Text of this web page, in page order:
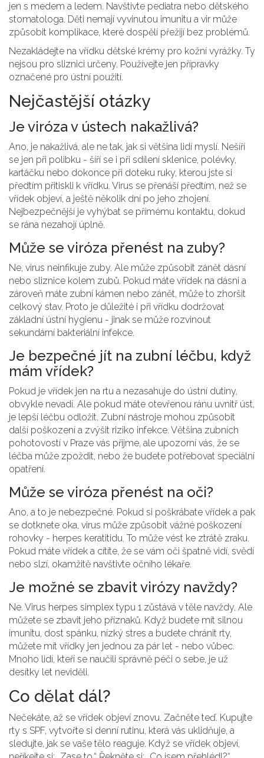
jen s medem a ledem. Navštivte pediatra nebo dětského
stomatologa. Děti nemají vyvinutou imunitu a vir může
způsobit komplikace, které dospělí přežijí bez problémů.
Nezakládejte na vřídku dětské krémy pro kožní vyrážky. Ty
nejsou pro sliznici určeny. Používejte jen přípravky
označené pro ústní použití.
Nejčastější otázky
Je viróza v ústech nakažlivá?
Ano, je nakažlivá, ale ne tak, jak si většina lidí myslí. Nešíří
se jen při polibku - šíří se i při sdílení sklenice, polévky,
kartáčku nebo dokonce při doteku ruky, kterou jste si
předtím přitiskli k vřídku. Virus se přenáší předtím, než se
vřídek objeví, a ještě několik dní po jeho zhojení.
Nejbezpečnější je vyhýbat se přímému kontaktu, dokud
se rána nezahojí úplně.
Může se viróza přenést na zuby?
Ne, virus neinfikuje zuby. Ale může způsobit zánět dásní
nebo sliznice kolem zubů. Pokud máte vřídek na dásni a
zároveň máte zubní kámen nebo zánět, může to zhoršit
celkový stav. Proto je důležité i při vřídku dodržovat
základní ústní hygienu - jinak se může rozvinout
sekundární bakteriální infekce.
Je bezpečné jít na zubní léčbu, když
mám vřídek?
Pokud je vřídek jen na rtu a nezasahuje do ústní dutiny,
obvykle nevadí. Ale pokud máte otevřenou ránu uvnitř úst,
je lepší léčbu odložit. Zubní nástroje mohou způsobit
další poškození a zvýšit riziko infekce. Většina zubních
pohotovostí v Praze vás přijme, ale upozorní vás, že se
léčba může zpoždit, nebo že budete potřebovat speciální
opatření.
Může se viróza přenést na oči?
Ano, a to je nebezpečné. Pokud si poškrábate vřídek a pak
se dotknete oka, virus může způsobit vážné poškození
rohovky - herpes keratitidu. To může vést ke ztrátě zraku.
Pokud máte vřídek a cítíte, že se vám oči špatně vidí, svědí
nebo slzí, okamžitě navštivte očního lékaře.
Je možné se zbavit virózy navždy?
Ne. Virus herpes simplex typu 1 zůstává v těle navždy. Ale
můžete se zbavit jeho příznaků. Když budete mít silnou
imunitu, dost spánku, nízký stres a budete chránit rty,
můžete mít vřídky jen jednou za pár let - nebo vůbec.
Mnoho lidí, kteří se naučili správně péči o sebe, je už
desítky let neviděli.
Co dělat dál?
Nečekáte, až se vřídek objeví znovu. Začněte teď. Kupujte
rty s SPF, vytvořte si denní rutinu, která vás uklidňuje, a
sledujte, jak se vaše tělo reaguje. Když se vřídek objeví,